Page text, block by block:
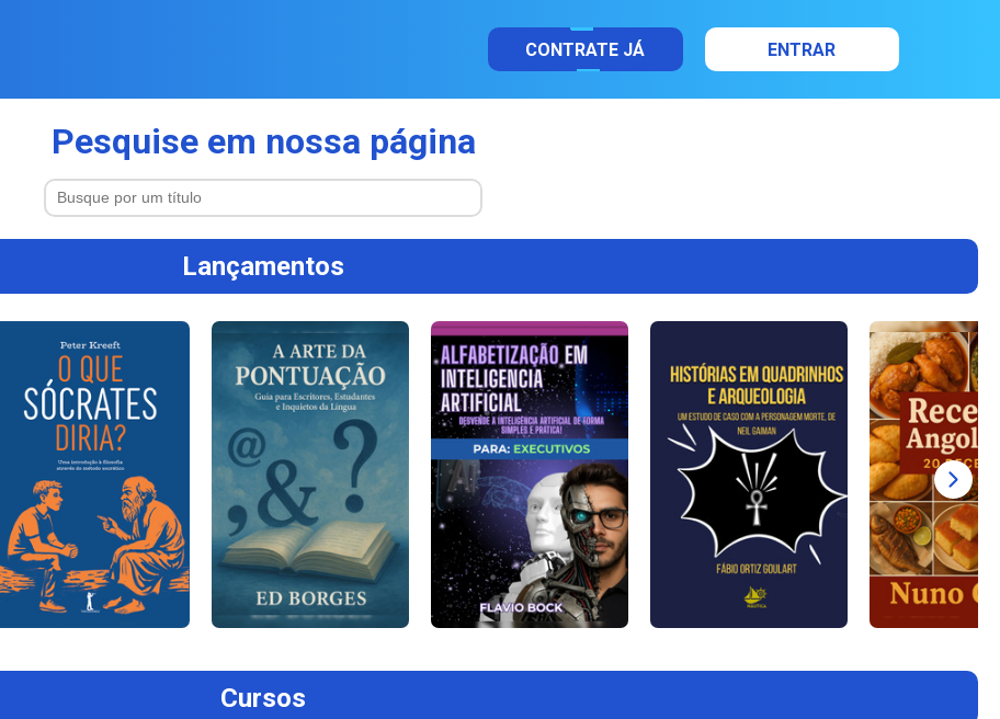
CONTRATE JÁ ENTRAR
Pesquise em nossa página
Lançamentos
Cursos